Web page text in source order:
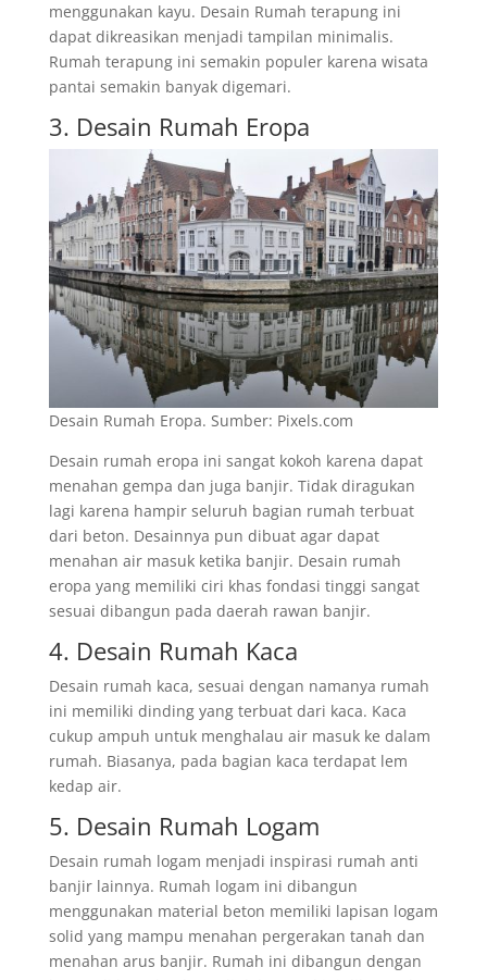
menggunakan kayu. Desain Rumah terapung ini
dapat dikreasikan menjadi tampilan minimalis.
Rumah terapung ini semakin populer karena wisata
pantai semakin banyak digemari.
3. Desain Rumah Eropa
Desain Rumah Eropa. Sumber: Pixels.com
Desain rumah eropa ini sangat kokoh karena dapat
menahan gempa dan juga banjir. Tidak diragukan
lagi karena hampir seluruh bagian rumah terbuat
dari beton. Desainnya pun dibuat agar dapat
menahan air masuk ketika banjir. Desain rumah
eropa yang memiliki ciri khas fondasi tinggi sangat
sesuai dibangun pada daerah rawan banjir.
4. Desain Rumah Kaca
Desain rumah kaca, sesuai dengan namanya rumah
ini memiliki dinding yang terbuat dari kaca. Kaca
cukup ampuh untuk menghalau air masuk ke dalam
rumah. Biasanya, pada bagian kaca terdapat lem
kedap air.
5. Desain Rumah Logam
Desain rumah logam menjadi inspirasi rumah anti
banjir lainnya. Rumah logam ini dibangun
menggunakan material beton memiliki lapisan logam
solid yang mampu menahan pergerakan tanah dan
menahan arus banjir. Rumah ini dibangun dengan